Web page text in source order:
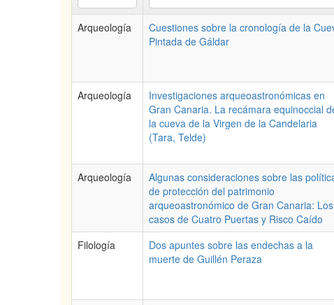
Arqueología
Cuestiones sobre la cronología de la
Pintada de Gáldar
Arqueología
Investigaciones arqueoastronómicas en
Gran Canaria. La recámara equinoccial
la cueva de la Virgen de la Candelaria
(Tara, Telde)
Arqueología
Algunas consideraciones sobre las
de protección del patrimonio
arqueoastronómico de Gran Canaria: Los
casos de Cuatro Puertas y Risco Caído
Filología
Dos apuntes sobre las endechas a la
muerte de Guillén Peraza